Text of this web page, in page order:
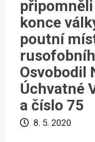
konce
poutní
Osvobodil
Úchvatné
a číslo 75
8. 5. 2020